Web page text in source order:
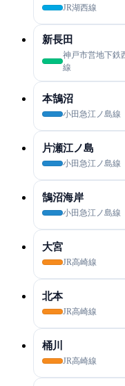
JR湖西線
新長田
神戸市営地下鉄
線
本鵠沼
小田急江ノ島線
片瀬江ノ島
小田急江ノ島線
鵠沼海岸
小田急江ノ島線
大宮
JR高崎線
北本
JR高崎線
桶川
JR高崎線